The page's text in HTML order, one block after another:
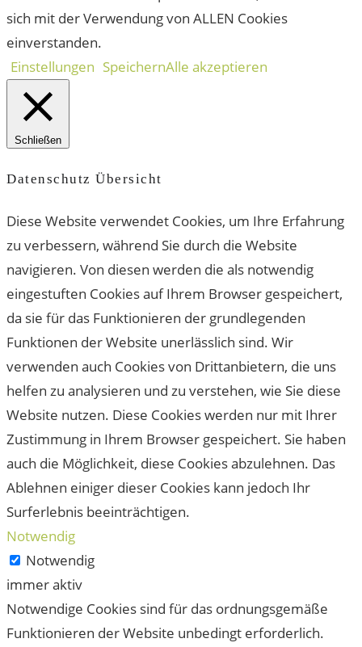
sich mit der Verwendung von ALLEN Cookies
einverstanden.
Einstellungen SpeichernAlle akzeptieren
Schließen
Datenschutz Übersicht
Diese Website verwendet Cookies, um Ihre Erfahrung
zu verbessern, während Sie durch die Website
navigieren. Von diesen werden die als notwendig
eingestuften Cookies auf Ihrem Browser gespeichert,
da sie für das Funktionieren der grundlegenden
Funktionen der Website unerlässlich sind. Wir
verwenden auch Cookies von Drittanbietern, die uns
helfen zu analysieren und zu verstehen, wie Sie diese
Website nutzen. Diese Cookies werden nur mit Ihrer
Zustimmung in Ihrem Browser gespeichert. Sie haben
auch die Möglichkeit, diese Cookies abzulehnen. Das
Ablehnen einiger dieser Cookies kann jedoch Ihr
Surferlebnis beeinträchtigen.
Notwendig
Notwendig
immer aktiv
Notwendige Cookies sind für das ordnungsgemäße
Funktionieren der Website unbedingt erforderlich.